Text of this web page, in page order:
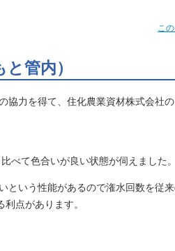
こ
管内）
協力を得て、住化農業資材株式会社
べて色合いが良い状態が伺えました。
という性能があるので潅水回数を従
点があります。